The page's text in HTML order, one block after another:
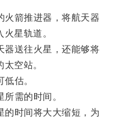
箭推进器，将航天器
星轨道。
送往火星，还能够将
空站。
估。
需的时间。
时间将大大缩短，为